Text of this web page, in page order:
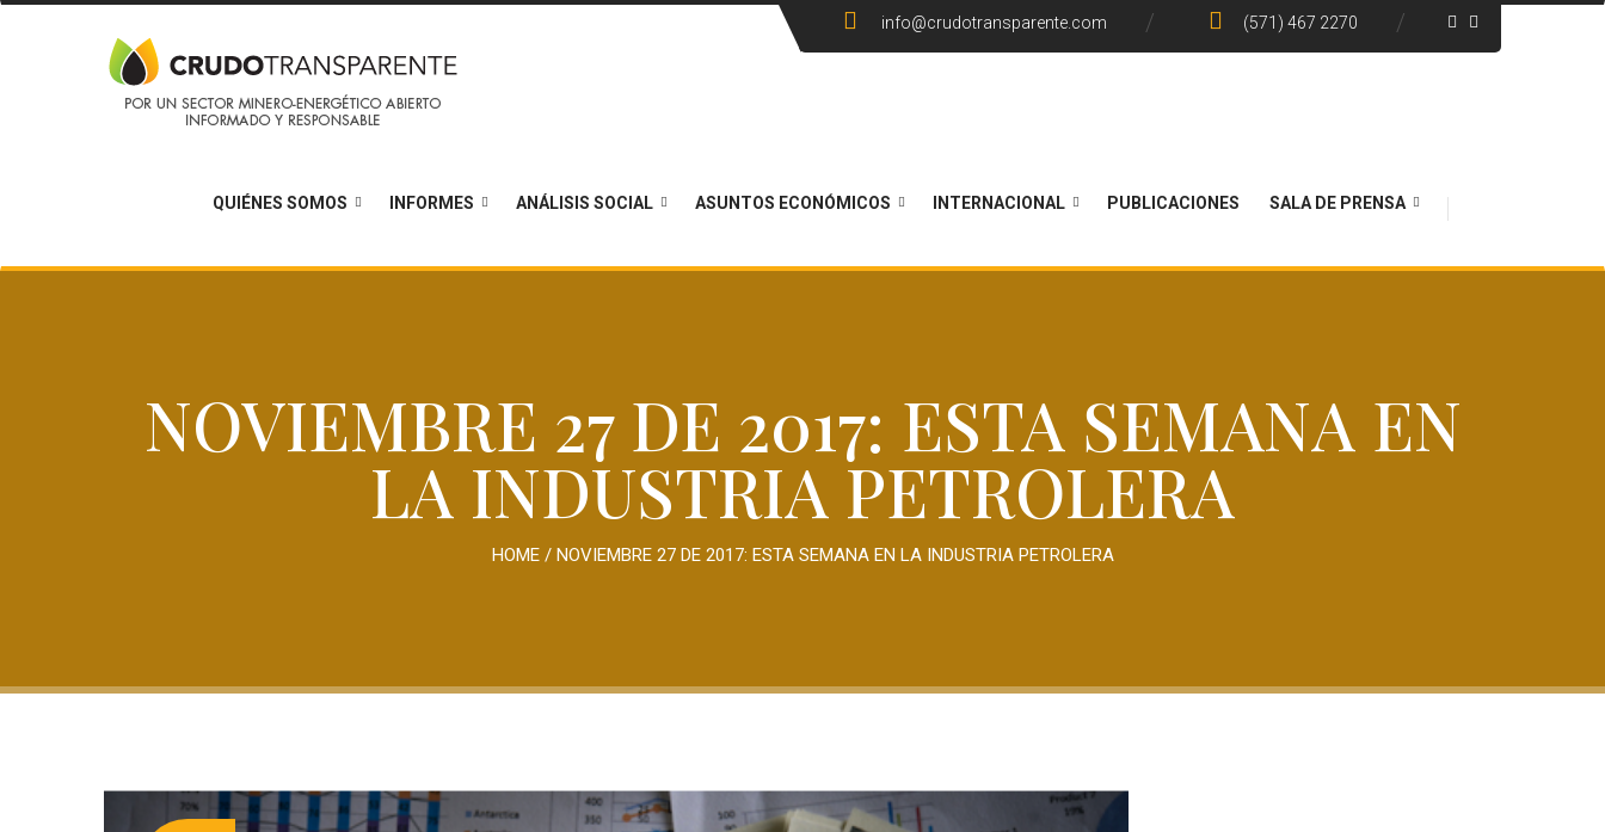
info@crudotransparente.com (571) 467 2270
QUIÉNES SOMOS INFORMES ANÁLISIS SOCIAL ASUNTOS ECONÓMICOS INTERNACIONAL PUBLICACIONES SALA DE PRENSA
NOVIEMBRE 27 DE 2017: ESTA SEMANA EN
LA INDUSTRIA PETROLERA
HOME/ NOVIEMBRE 27 DE 2017: ESTA SEMANA EN LA INDUSTRIA PETROLERA